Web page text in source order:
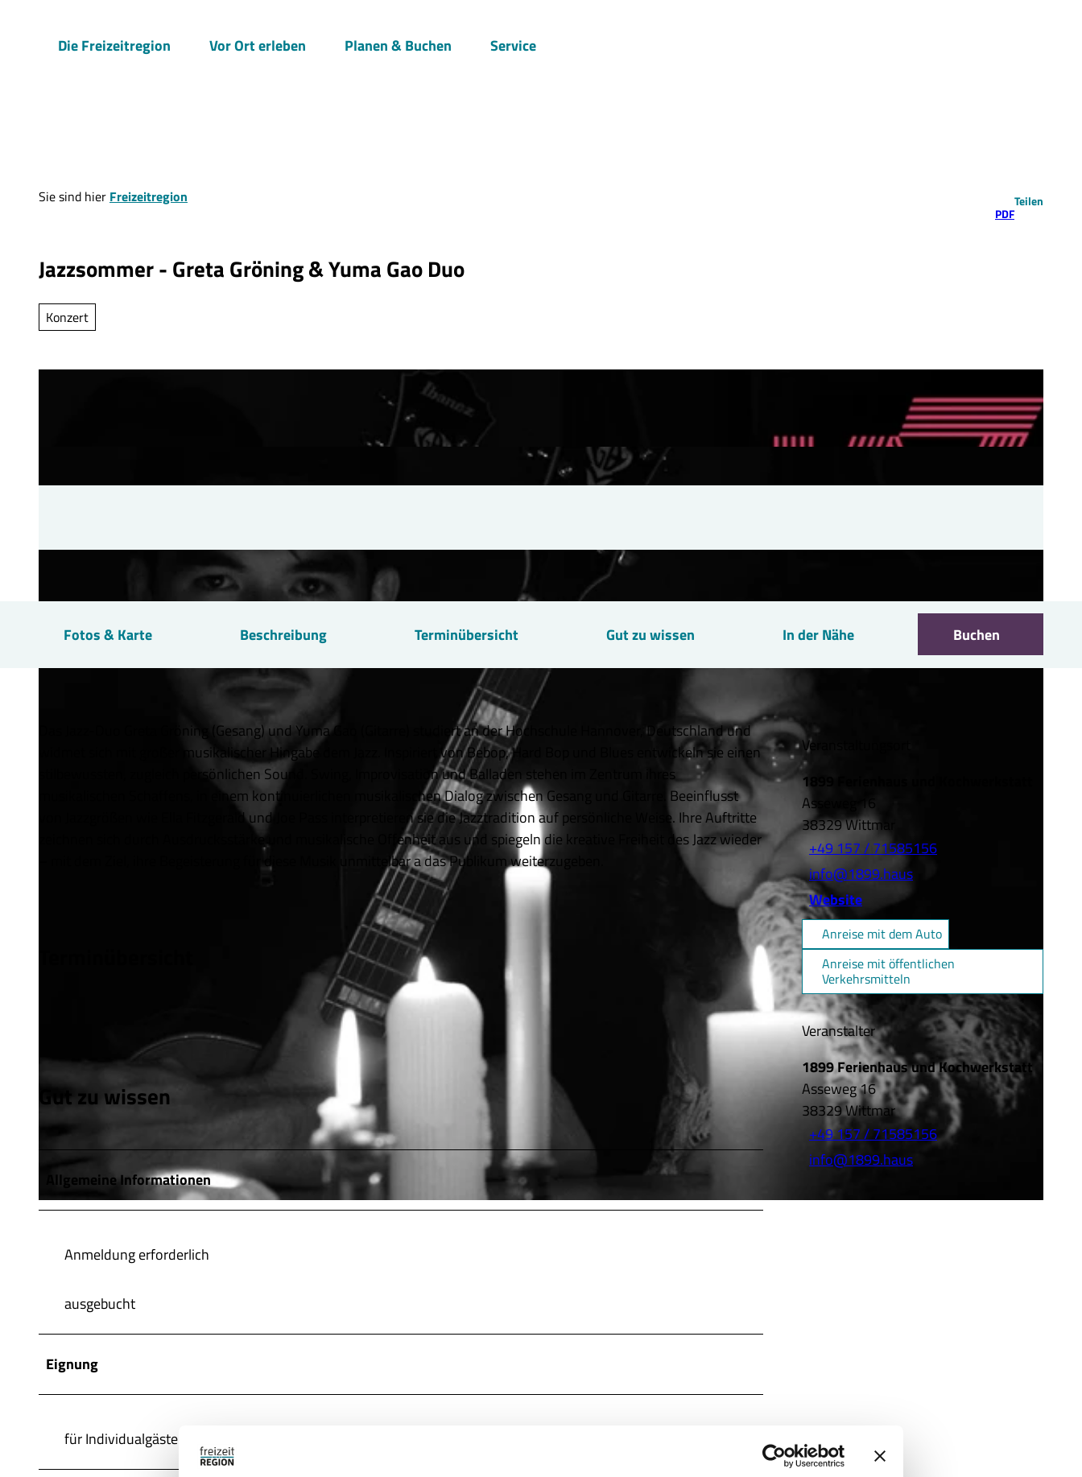
Die Freizeitregion Vor Ort erleben Planen & Buchen Service
Sie sind hier Freizeitregion
PDF
Teilen
Jazzsommer - Greta Gröning & Yuma Gao Duo
Konzert
Fotos & Karte Beschreibung Terminübersicht Gut zu wissen In der Nähe Buchen
Das Jazz-Duo Greta Gröning (Gesang) und Yuma Gao (Gitarre) studiert an der Hochschule Hannover, Deutschland und
widmet sich mit großer musikalischer Hingabe dem Jazz. Inspiriert von Bebop, Hard Bop und Blues entwickeln sie einen
stilbewussten, zugleich persönlichen Sound. Swing, Improvisation und Balladen stehen im Zentrum ihres
musikalischen Schaffens, in einem kontinuierlichen musikalischen Dialog zwischen Gesang und Gitarre. Beeinflusst
von Jazzgrößen wie Ella Fitzgerald und Joe Pass interpretieren sie die Jazztradition auf persönliche Weise. Ihre Auftritte
zeichnen sich durch Ausdrucksstärke und musikalische Offenheit aus und spiegeln die kreative Freiheit des Jazz wieder
– mit dem Ziel, ihre Begeisterung für diese Musik unmittelbar a das Publikum weiterzugeben.
Gut zu wissen
Allgemeine Informationen
Anmeldung erforderlich
ausgebucht
Eignung
für Individualgäste
Veranstaltungsort
1899 Ferienhaus und Kochwerkstatt
Asseweg 16
38329Wittmar
+49 157 / 71585156
info@1899.haus
Website
Anreise mit dem Auto
Anreise mit öffentlichen
Verkehrsmitteln
Veranstalter
1899 Ferienhaus und Kochwerkstatt
Asseweg 16
38329Wittmar
+49 157 / 71585156
info@1899.haus